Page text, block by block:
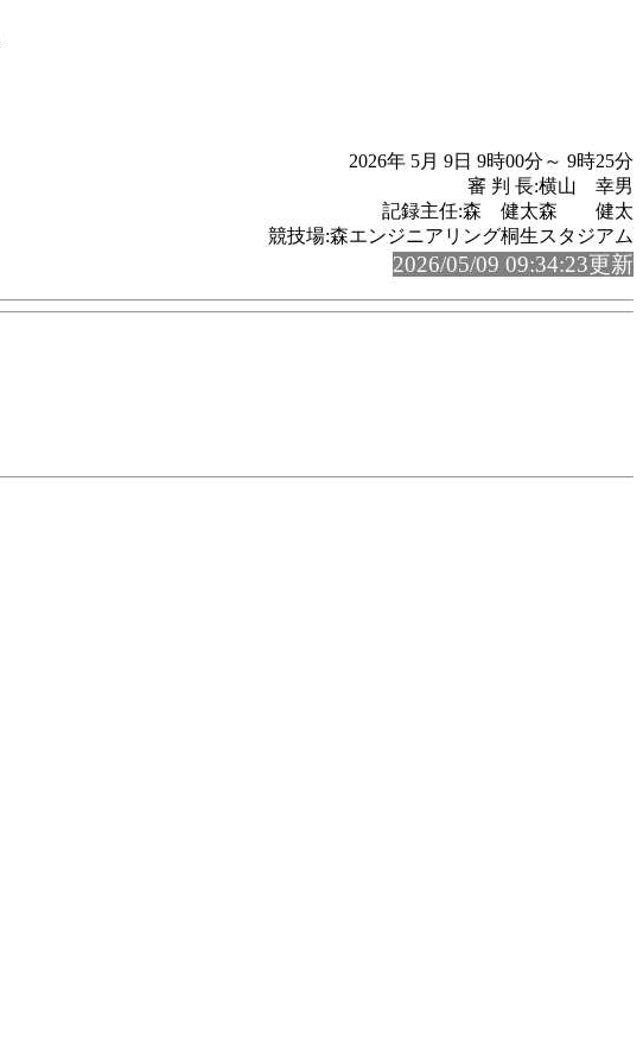
2026年 5月 9日 9時00分～ 9時25分
審 判 長:横山 幸男
記録主任:森 健太森 健太
競技場:森エンジニアリング桐生スタジアム
2026/05/09 09:34:23更新